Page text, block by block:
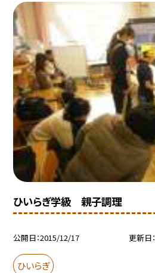
ひいらぎ学級 親子調理
公開日 2015/12/17 更新日
ひいらぎ